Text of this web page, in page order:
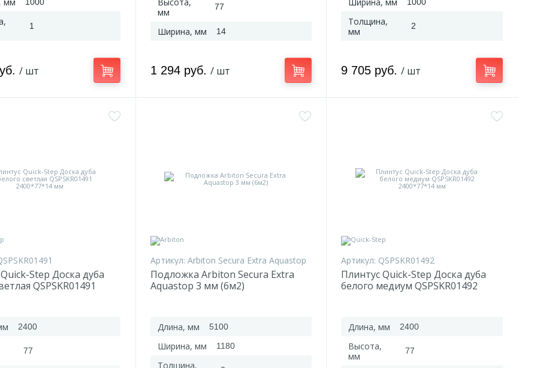
1
/ шт
мм
77
Ширина, мм 14
1 294 руб. / шт
Толщина,
мм
2
9 705 руб./ шт
Step Доска дуба
QSPSKR01491
2400
77
Артикул: Arbiton Secura Extra Aquastop
Подложка Arbiton Secura Extra
Aquastop 3 мм (6м2)
Длина, мм 5100
Ширина, мм 1180
Толщина,
Артикул: QSPSKR01492
Плинтус Quick-Step Доска дуба
белого медиум QSPSKR01492
Длина, мм 2400
Высота,
мм
77